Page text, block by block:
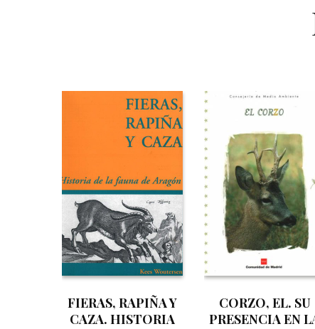
FIERAS, RAPIÑA Y
CAZA. HISTORIA
CORZO, EL. SU
PRESENCIA EN